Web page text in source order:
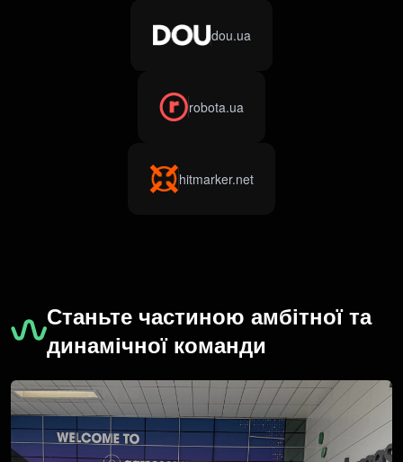
dou.ua
robota.ua
hitmarker.net
Станьте частиною амбітної та
динамічної команди